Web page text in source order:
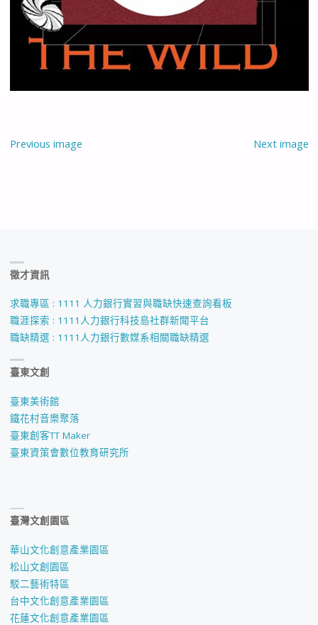
Previous image Next image
徵才資訊
求職專區 : 1111 人力銀行實習與職缺快速查詢看板
職涯探索 : 1111人力銀行科技島社群新聞平台
職缺精選 : 1111人力銀行數媒系相關職缺精選
臺東文創
臺東美術館
鐵花村音樂聚落
臺東創客TT Maker
臺東資策會數位教育研究所
臺灣文創園區
華山文化創意產業園區
松山文創園區
駁二藝術特區
台中文化創意產業園區
花蓮文化創意產業園區